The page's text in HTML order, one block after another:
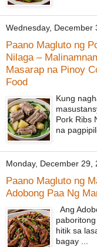
Wednesday, December
Paano Magluto ng
Nilaga –
Masarap na Pinoy
Food
Kung
Pork Ribs
na
Monday, December 29,
Paano Magluto ng
Adobong Paa Ng
Ang
hitik sa
bagay ...